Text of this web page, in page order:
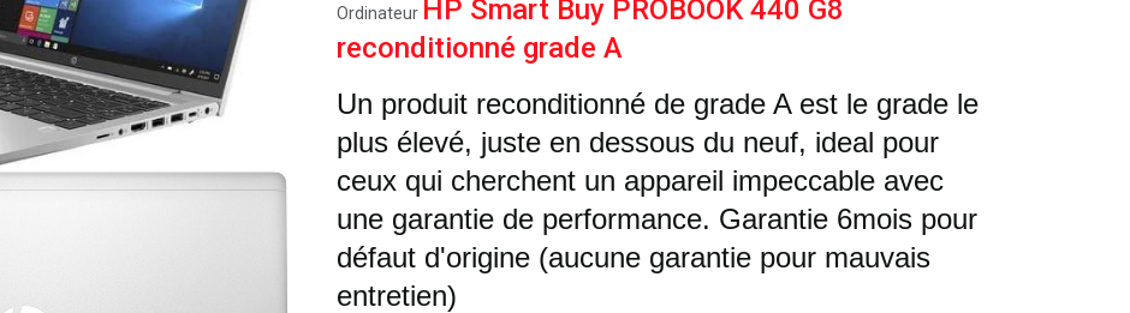
Ordinateur HP Smart Buy PROBOOK 440 G8
reconditionné grade A
Un produit reconditionné de grade A est le grade le
plus élevé, juste en dessous du neuf, ideal pour
ceux qui cherchent un appareil impeccable avec
une garantie de performance. Garantie 6mois pour
défaut d'origine (aucune garantie pour mauvais
entretien)